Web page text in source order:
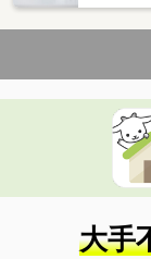
香川県三豊市三
大手